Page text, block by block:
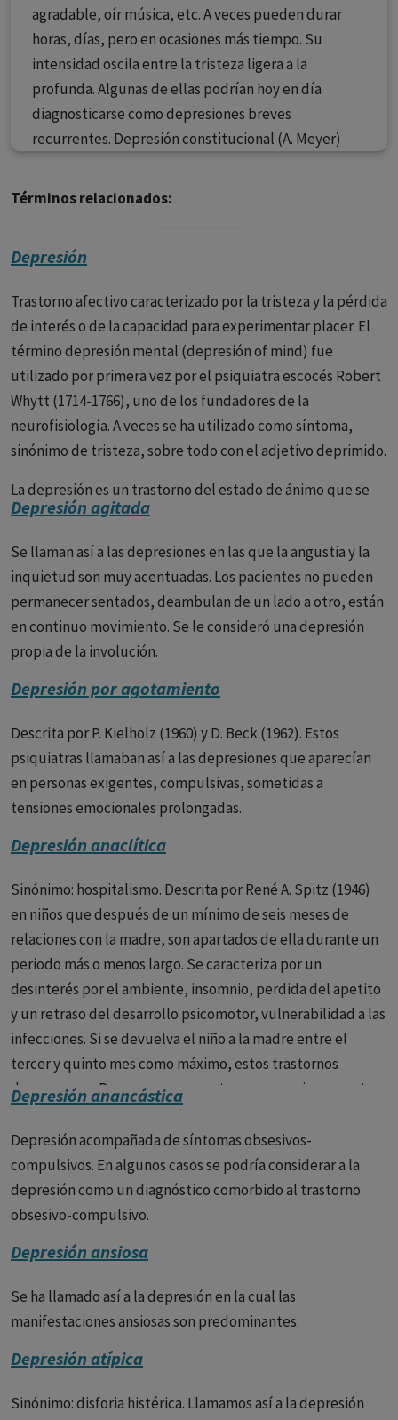
agradable, oír música, etc. A veces pueden durar
horas, días, pero en ocasiones más tiempo. Su
intensidad oscila entre la tristeza ligera a la
profunda. Algunas de ellas podrían hoy en día
diagnosticarse como depresiones breves
recurrentes. Depresión constitucional (A. Meyer)
Términos relacionados:
Depresión
Trastorno afectivo caracterizado por la tristeza y la pérdida
de interés o de la capacidad para experimentar placer. El
término depresión mental (depresión of mind) fue
utilizado por primera vez por el psiquiatra escocés Robert
Whytt (1714-1766), uno de los fundadores de la
neurofisiología. A veces se ha utilizado como síntoma,
sinónimo de tristeza, sobre todo con el adjetivo deprimido.
La depresión es un trastorno del estado de ánimo que se
caracteriza por una tristeza persistente y por la pérdida de
así como por la incapacidad para llevar a cabo las
actividades cotidianas, durante al menos dos semanas.
CausasLas causas de la depresión no se comprenden
completamente, pero se cree que son el resultado de una
combinación de factores genéticos, ambientales y del
desarrollo.
SíntomasLos síntomas de la depresión pueden variar de
persona a persona y pueden aparecer y desaparecer con el
tiempo. Algunos de los síntomas más comunes incluyen:
- Sentimientos de irritabilidad, frustración o
intranquilidad.
- Sentimientos de culpabilidad, inutilidad o impotencia.
- Pérdida de interés o placer en las actividades que antes
se disfrutaban.
- Cambios en el apetito o en el peso.
decisiones.
- Insomnio o hipersomnia.
- Pérdida de energía o fatiga.
- Pensamientos de muerte o suicidio.
DiagnósticoEl diagnóstico de la depresión se basa en una
evaluación clínica realizada por un profesional de la salud
mental. El profesional de la salud mental entrevistará a la
persona sobre sus síntomas, historial médico y familiar y
realizará un examen mental.
Depresión agitada
Se llaman así a las depresiones en las que la angustia y la
inquietud son muy acentuadas. Los pacientes no pueden
permanecer sentados, deambulan de un lado a otro, están
en continuo movimiento. Se le consideró una depresión
propia de la involución.
Depresión por agotamiento
Descrita por P. Kielholz (1960) y D. Beck (1962). Estos
psiquiatras llamaban así a las depresiones que aparecían
en personas exigentes, compulsivas, sometidas a
tensiones emocionales prolongadas.
Depresión anaclítica
Sinónimo: hospitalismo. Descrita por René A. Spitz (1946)
en niños que después de un mínimo de seis meses de
relaciones con la madre, son apartados de ella durante un
periodo más o menos largo. Se caracteriza por un
desinterés por el ambiente, insomnio, perdida del apetito
y un retraso del desarrollo psicomotor, vulnerabilidad a las
infecciones. Si se devuelva el niño a la madre entre el
tercer y quinto mes como máximo, estos trastornos
desaparecen. Para que se presente es necesario que antes
Depresión anancástica
Depresión acompañada de síntomas obsesivos-
compulsivos. En algunos casos se podría considerar a la
depresión como un diagnóstico comorbido al trastorno
obsesivo-compulsivo.
Depresión ansiosa
Se ha llamado así a la depresión en la cual las
manifestaciones ansiosas son predominantes.
Depresión atípica
Sinónimo: disforia histérica. Llamamos así a la depresión